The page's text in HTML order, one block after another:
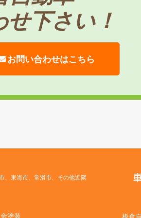
下さい！
お問い合わせはこちら
、東海市、常滑市、その他近隣
塗装 板倉